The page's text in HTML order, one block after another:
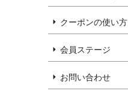
クーポンの使い方
会員ステージ
お問い合わせ